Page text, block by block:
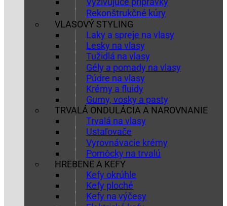
Rekonštrukčné kúry
VLASOVÝ STYLING
Laky a spreje na vlasy
Lesky na vlasy
Tužidlá na vlasy
Gély a pomady na vlasy
Púdre na vlasy
Krémy a fluidy
Gumy, vosky a pasty
TRVALÁ ONDULÁCIA A NAROVNANIE
Trvalá na vlasy
Ustaľovače
Vyrovnávacie krémy
Pomôcky na trvalú
HREBENE A KEFY
Kefy okrúhle
Kefy ploché
Kefy na výčesy